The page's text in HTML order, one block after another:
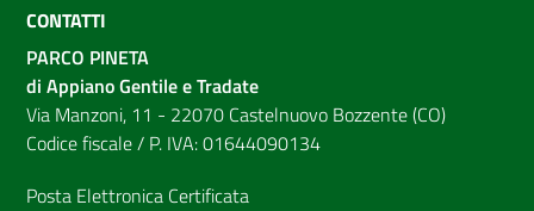
CONTATTI
PARCO PINETA
di Appiano Gentile e Tradate
Via Manzoni, 11 - 22070 Castelnuovo Bozzente (CO)
Codice fiscale / P. IVA: 01644090134
Posta Elettronica Certificata